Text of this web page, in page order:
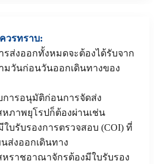
วรทราบ:
รส่งออกทั้งหมดจะต้องได้รับจาก
มวันก่อนวันออกเดินทางของ
การอนุมัติก่อนการจัดส่ง
หภาพยุโรปก็ต้องผ่านเช่น
ใบรับรองการตรวจสอบ (COI) ที่
ส่งออกเดินทาง
หราชอาณาจักรต้องมีใบรับรอง